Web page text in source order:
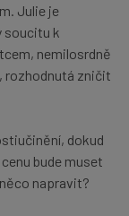
Julie je
soucitu k
nemilosrdně
rozhodnutá zničit
dokud
bude muset
napravit?